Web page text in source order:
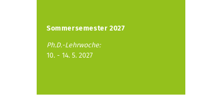
Sommersemester 2027
Ph.D.-Lehrwoche:
10. - 14. 5. 2027